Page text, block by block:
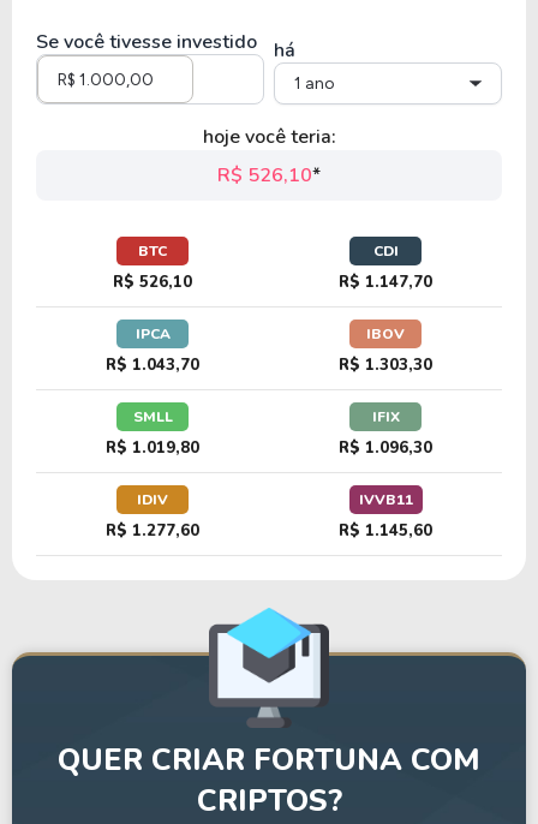
Se você tivesse investido há
1 ano
hoje você teria:
R$ 526,10*
BTC
R$ 526,10
CDI
R$ 1.147,70
IPCA
R$ 1.043,70
IBOV
R$ 1.303,30
SMLL
R$ 1.019,80
IFIX
R$ 1.096,30
IDIV
R$ 1.277,60
IVVB11
R$ 1.145,60
QUER CRIAR FORTUNA COM
CRIPTOS?